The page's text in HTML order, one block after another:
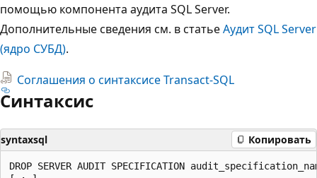
помощью компонента аудита SQL Server.
Дополнительные сведения см. в статьеАудит SQL Server
(ядро СУБД).
Соглашения о синтаксисе Transact-SQL
Синтаксис
syntaxsql Копировать
DROP SERVER AUDIT SPECIFICATION